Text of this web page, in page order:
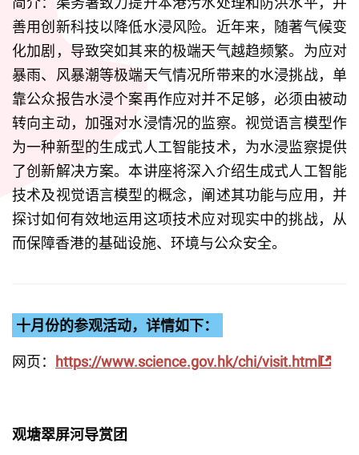
善用创新科技以降低水浸风险。近年来，随著气候变
化加剧，导致突如其来的极端天气越趋频繁。为应对
暴雨、风暴潮等极端天气情况所带来的水浸挑战，单
靠公众报告水浸个案再作应对并不足够，必须由被动
转向主动，加强对水浸情况的监察。视觉语言模型作
为一种新型的生成式人工智能技术，为水浸监察提供
了创新解决方案。本讲座将深入介绍生成式人工智能
技术及视觉语言模型的概念，阐述其功能与应用，并
探讨如何有效地运用这项技术应对现实中的挑战，从
而保障香港的基础设施、环境与公众安全。
十月份的参观活动，详情如下：
网页： https://www.science.gov.hk/chi/visit.html
观塘翠屏河导赏团